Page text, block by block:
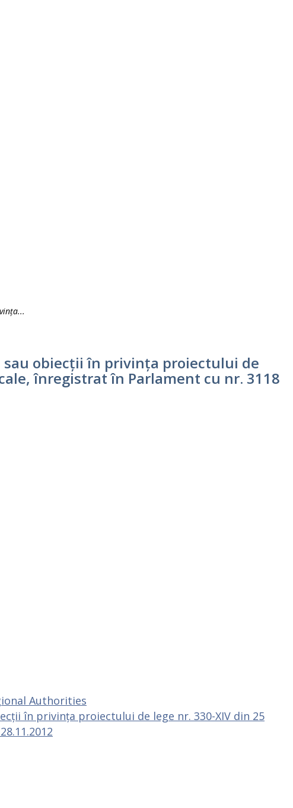
sau obiecții în privința proiectului de
înregistrat în Parlament cu nr. 3118
Authorities
în privința proiectului de lege nr. 330-XIV din 25